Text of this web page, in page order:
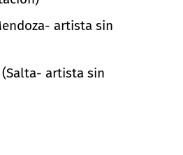
artista sin
artista sin